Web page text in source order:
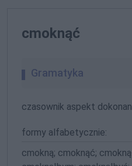
cmoknąć
Gramatyka
czasownik aspekt
formy alfabetycznie:
cmokną; cmoknąć;